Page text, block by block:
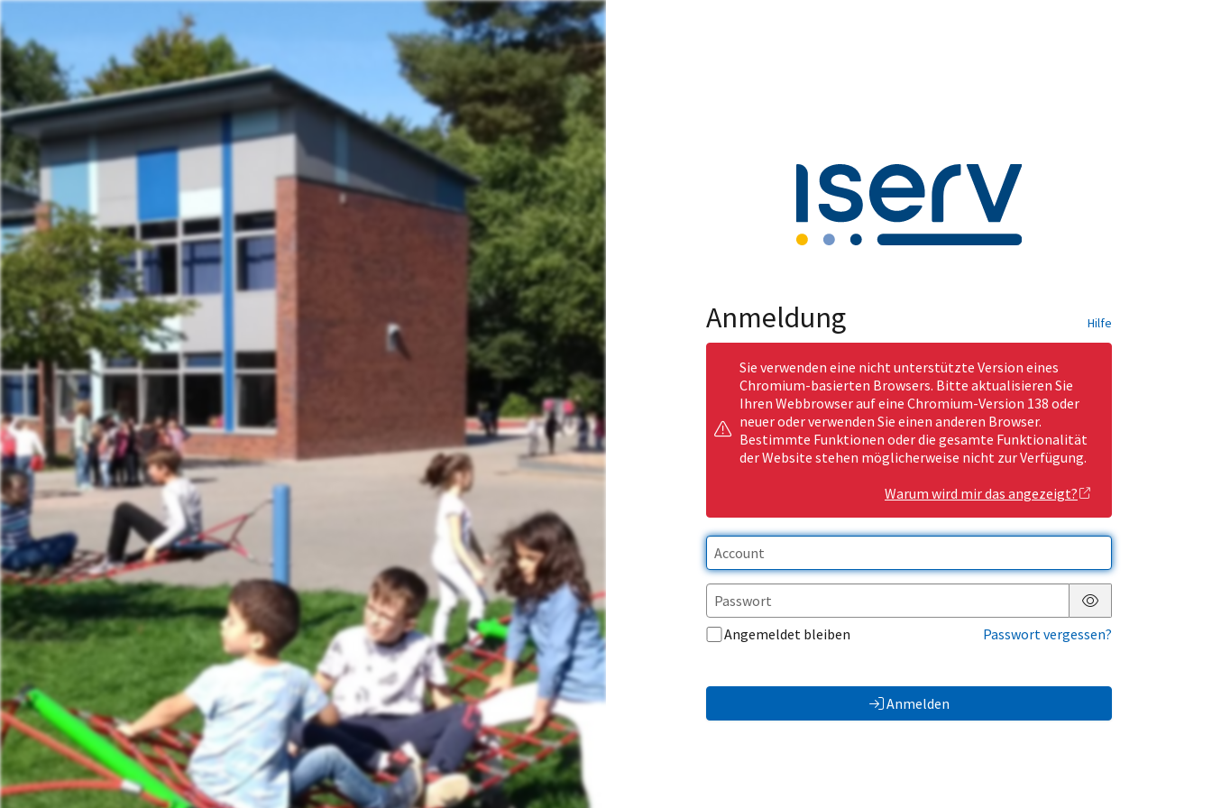
Anmeldung Hilfe
Sie verwenden eine nicht unterstützte Version eines
Chromium-basierten Browsers. Bitte aktualisieren Sie
Ihren Webbrowser auf eine Chromium-Version 138 oder
neuer oder verwenden Sie einen anderen Browser.
Bestimmte Funktionen oder die gesamte Funktionalität
der Website stehen möglicherweise nicht zur Verfügung.
Warum wird mir das angezeigt?
Passwort anzeigen
Angemeldet bleiben
Passwort vergessen?
Anmelden